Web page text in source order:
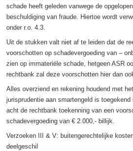
schade heeft geleden vanwege de
beschuldiging van fraude. Hiertoe wordt
onder r.o. 4.3.
Uit de stukken valt niet af te leiden dat de
voorschotten op schadevergoeding van –
zien op immateriële schade, hetgeen ASR
rechtbank zal deze voorschotten hier dan
Alles overziend en rekening houdend met
jurisprudentie aan smartengeld is toegekend
acht de rechtbank toekenning van een
schadevergoeding van € 2.000,- billijk.
Verzoeken III & V: buitengerechtelijke
deelgeschil